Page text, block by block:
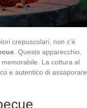
crepuscolari, non c’è
. Questo apparecchio,
La cottura al
e autentico di assaporare